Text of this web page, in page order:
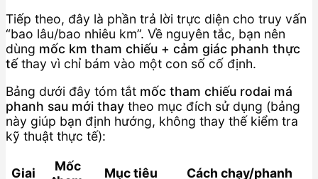
Tiếp theo, đây là phần trả lời trực diện cho truy vấn
“bao lâu/bao nhiêu km”. Về nguyên tắc, bạn nên
dùng mốc km tham chiếu + cảm giác phanh thực
tếthay vì chỉ bám vào một con số cố định.
Bảng dưới đây tóm tắt mốc tham chiếu rodai má
phanh sau mới thay theo mục đích sử dụng (bảng
này giúp bạn định hướng, không thay thế kiểm tra
kỹ thuật thực tế):
Giai
Mốc
Mục tiêu Cách chạy/phanh